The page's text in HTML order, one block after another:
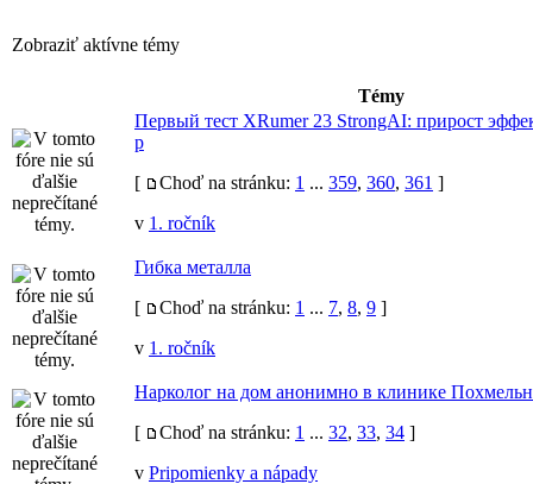
Zobraziť aktívne témy
Témy
Первый тест XRumer 23 StrongAI: прирост
р
[
Choď na stránku: 1 ... 359, 360, 361 ]
v 1. ročník
Гибка металла
[
Choď na stránku: 1 ... 7, 8, 9 ]
v 1. ročník
Нарколог на дом анонимно в клинике
[
Choď na stránku: 1 ... 32, 33, 34 ]
v Pripomienky a nápady